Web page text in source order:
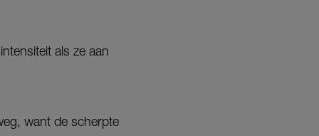
als ze aan
want de scherpte